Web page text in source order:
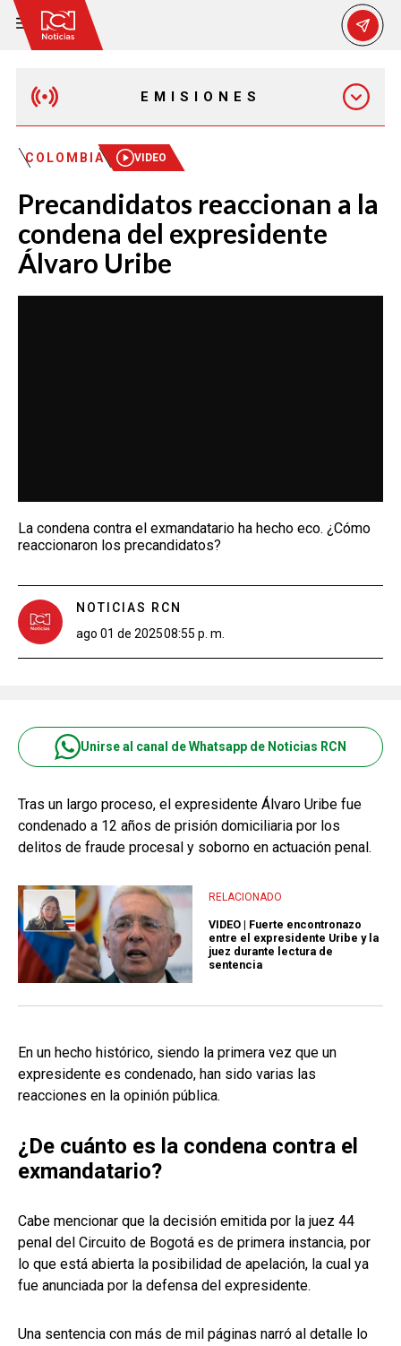
EMISIONES
MAÑANA EXPRESS
EMISIÓN 12:30 PM
EMISIÓN 7:00 PM
COLOMBIA VIDEO
Precandidatos reaccionan a la
condena del expresidente
Álvaro Uribe
La condena contra el exmandatario ha hecho eco. ¿Cómo
reaccionaron los precandidatos?
NOTICIAS RCN
ago 01 de 202508:55 p. m.
Unirse al canal de Whatsapp de Noticias RCN
Tras un largo proceso, el expresidente Álvaro Uribe fue
condenado a 12 años de prisión domiciliaria por los
delitos de fraude procesal y soborno en actuación penal.
RELACIONADO
VIDEO | Fuerte encontronazo
entre el expresidente Uribe y la
juez durante lectura de
sentencia
En un hecho histórico, siendo la primera vez que un
expresidente es condenado, han sido varias las
reacciones en la opinión pública.
¿De cuánto es la condena contra el
exmandatario?
Cabe mencionar que la decisión emitida por la juez 44
penal del Circuito de Bogotá es de primera instancia, por
lo que está abierta la posibilidad de apelación, la cual ya
fue anunciada por la defensa del expresidente.
Una sentencia con más de mil páginas narró al detalle lo